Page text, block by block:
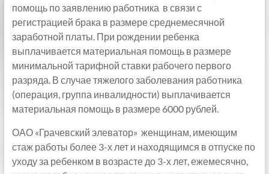
помощь по заявлению работника в связи с
регистрацией брака в размере среднемесячной
заработной платы. При рождении ребенка
выплачивается материальная помощь в размере
минимальной тарифной ставки рабочего первого
разряда. В случае тяжелого заболевания работника
(операция, группа инвалидности) выплачивается
материальная помощь в размере 6000 рублей.
ОАО «Грачевский элеватор» женщинам, имеющим
стаж работы более 3-х лет и находящимся в отпуске по
уходу за ребенком в возрасте до 3-х лет, ежемесячно,